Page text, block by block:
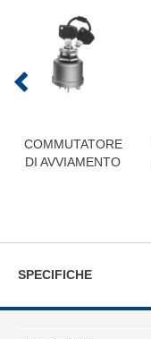
COMMUTATORE
DI AVVIAMENTO
SPECIFICHE